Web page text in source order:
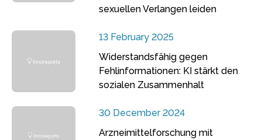
sexuellen Verlangen leiden
13 February 2025
Widerstandsfähig gegen
Fehlinformationen: KI stärkt den
sozialen Zusammenhalt
30 December 2024
Arzneimittelforschung mit